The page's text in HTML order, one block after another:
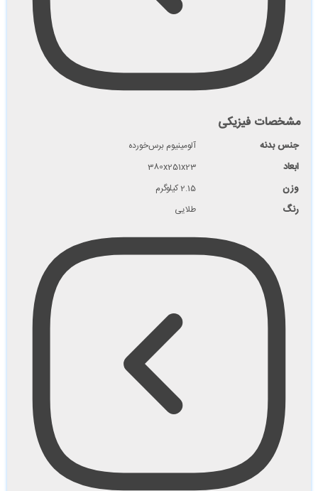
مشخصات فیزیکی
جنس بدنه آلومینیوم برس‌خورده
ابعاد 380x251x23
وزن 2.15 کیلوگرم
رنگ طلایی